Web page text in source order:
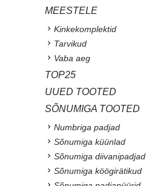
MEESTELE
Kinkekomplektid
Tarvikud
Vaba aeg
TOP25
UUED TOOTED
SÕNUMIGA TOOTED
Numbriga padjad
Sõnumiga küünlad
Sõnumiga diivanipadjad
Sõnumiga köögirätikud